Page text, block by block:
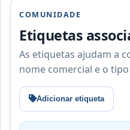
COMUNIDADE
Etiquetas
As etiquetas ajudam a
nome comercial e o
Adicionar etiqueta